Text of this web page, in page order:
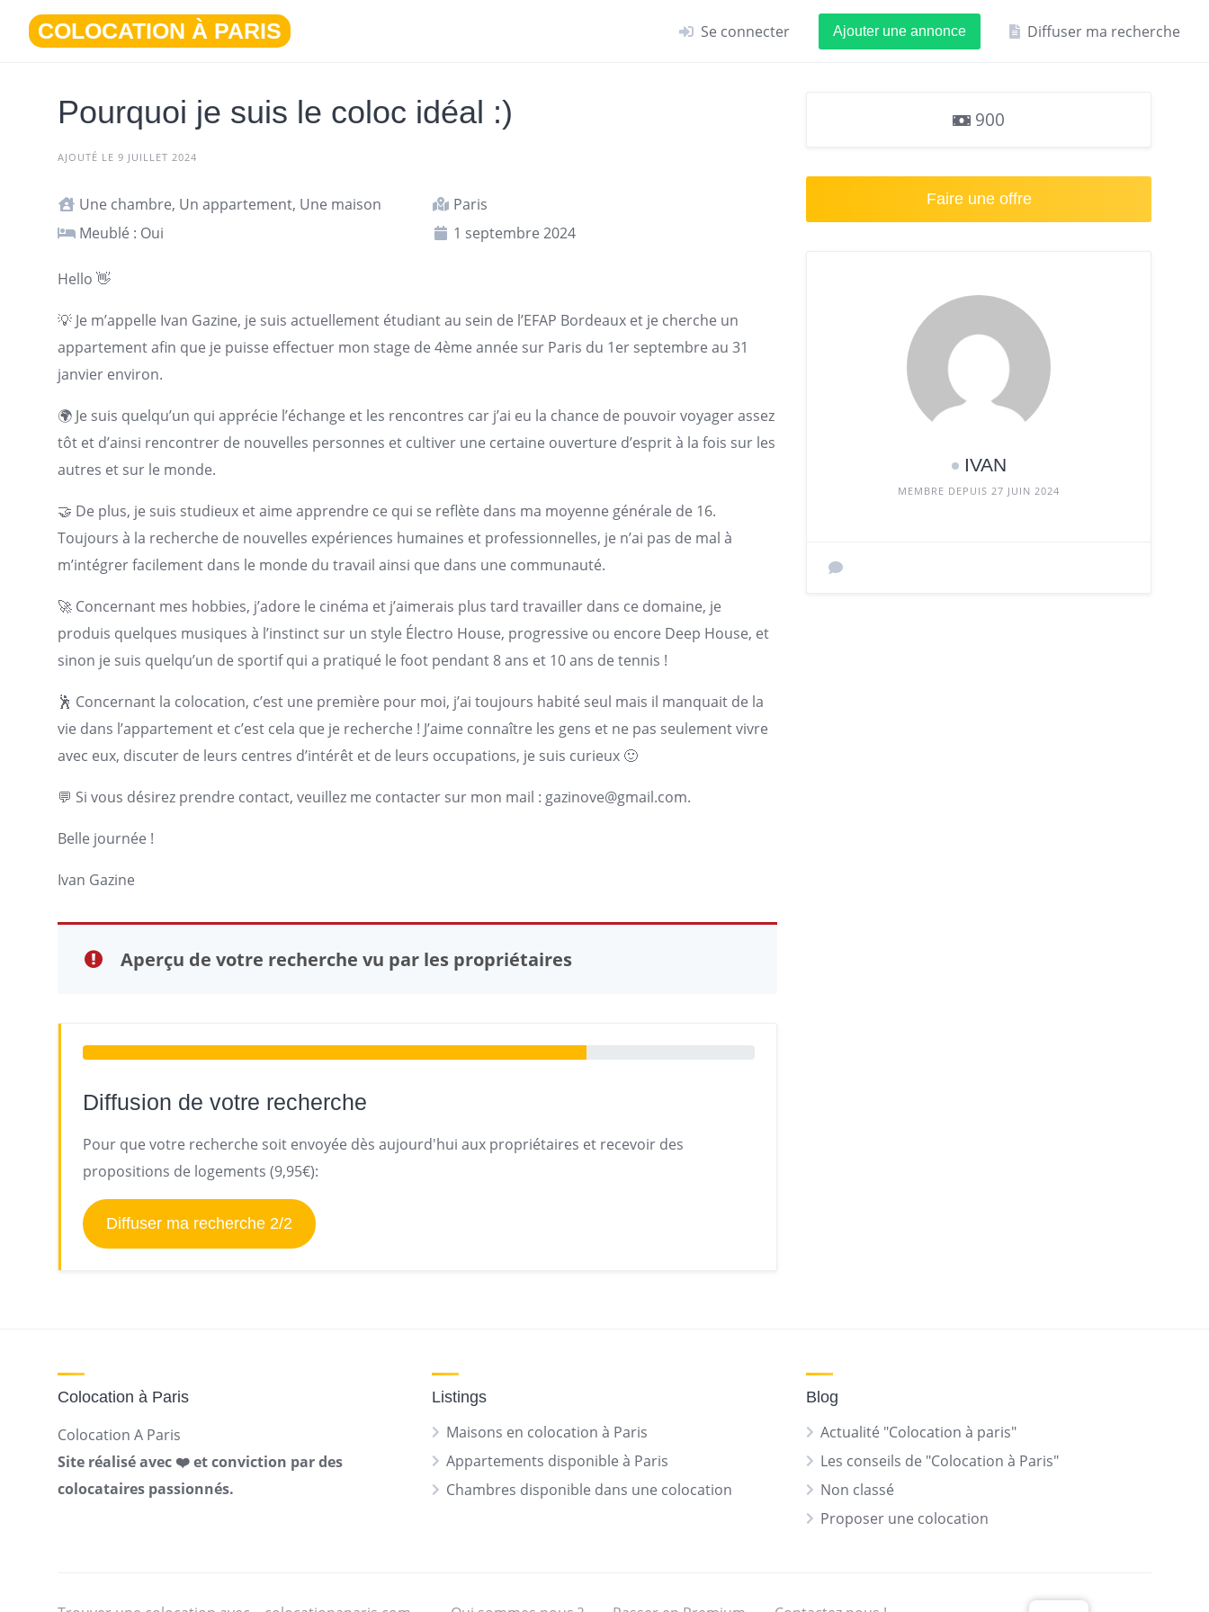
contenu
COLOCATION À PARIS Se connecter Ajouter une annonce Diffuser ma recherche
Pourquoi je suis le coloc idéal :)
AJOUTÉ LE 9 JUILLET 2024
Une chambre, Un appartement, Une maison
Paris
Meublé : Oui
1 septembre 2024
Hello 👋
💡 Je m’appelle Ivan Gazine, je suis actuellement étudiant au sein de l’EFAP Bordeaux et je cherche un
appartementafin que je puisse effectuer mon stage de 4ème année sur Paris du 1er septembre au 31
janvier environ.
🌍 Je suis quelqu’un qui apprécie l’échange et les rencontres car j’ai eu la chance de pouvoir voyager assez
tôt et d’ainsi rencontrer de nouvelles personnes et cultiver une certaine ouverture d’esprit à la fois sur les
autres et sur le monde.
🤝 De plus, je suis studieux et aime apprendre ce qui se reflète dans ma moyenne générale de 16.
Toujours à la recherche de nouvelles expériences humaines et professionnelles, je n’ai pas de mal à
m’intégrer facilement dans le monde du travail ainsi que dans une communauté.
🚀 Concernant mes hobbies, j’adore le cinéma et j’aimerais plus tard travailler dans ce domaine, je
produis quelques musiques à l’instinct sur un style Électro House, progressive ou encore Deep House, et
sinon je suis quelqu’un de sportif qui a pratiqué le foot pendant 8 ans et 10 ans de tennis !
🕺 Concernant la colocation, c’est une première pour moi, j’ai toujours habité seul mais il manquait de la
vie dans l’appartement et c’est cela que je recherche ! J’aime connaître les gens et ne pas seulement vivre
avec eux, discuter de leurs centres d’intérêt et de leurs occupations, je suis curieux 🙂
💬 Si vous désirez prendre contact, veuillez me contacter sur mon mail : gazinove@gmail.com.
Belle journée !
Ivan Gazine
Aperçu de votre recherche vu par les propriétaires
Diffusion de votre recherche
Pour que votre recherche soit envoyée dès aujourd'hui aux propriétaires et recevoir des
propositions de logements (9,95€):
Diffuser ma recherche 2/2
900
Faire une offre
IVAN
MEMBRE DEPUIS 27 JUIN 2024
Colocation à Paris
Colocation A Paris
Site réalisé avec ❤️ et conviction par des
colocataires passionnés.
Listings
Maisons en colocation à Paris
Appartements disponible à Paris
Chambres disponible dans une colocation
Blog
Actualité "Colocation à paris"
Les conseils de "Colocation à Paris"
Non classé
Proposer une colocation